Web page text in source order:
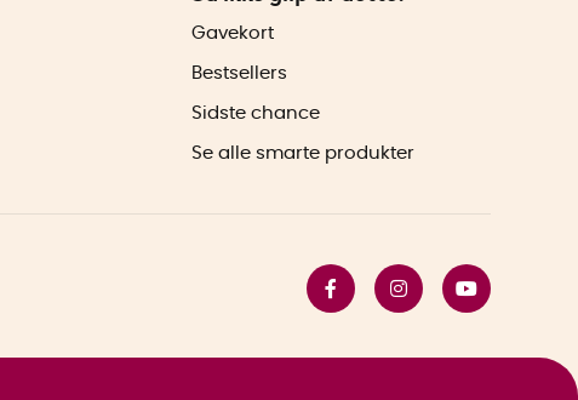
Gavekort
Bestsellers
Sidste chance
Se alle smarte produkter